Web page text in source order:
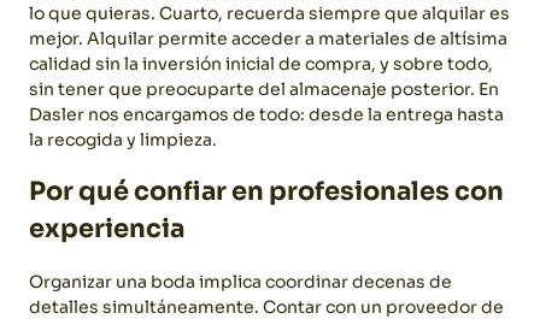
lo que quieras. Cuarto, recuerda siempre que alquilar es
mejor. Alquilar permite acceder a materiales de altísima
calidad sin la inversión inicial de compra, y sobre todo,
sin tener que preocuparte del almacenaje posterior. En
Dasler nos encargamos de todo: desde la entrega hasta
la recogida y limpieza.
Por qué confiar en profesionales con
experiencia
Organizar una boda implica coordinar decenas de
detalles simultáneamente. Contar con un proveedor de